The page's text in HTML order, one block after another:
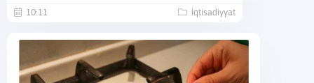
10:11 İqtisadiyyat